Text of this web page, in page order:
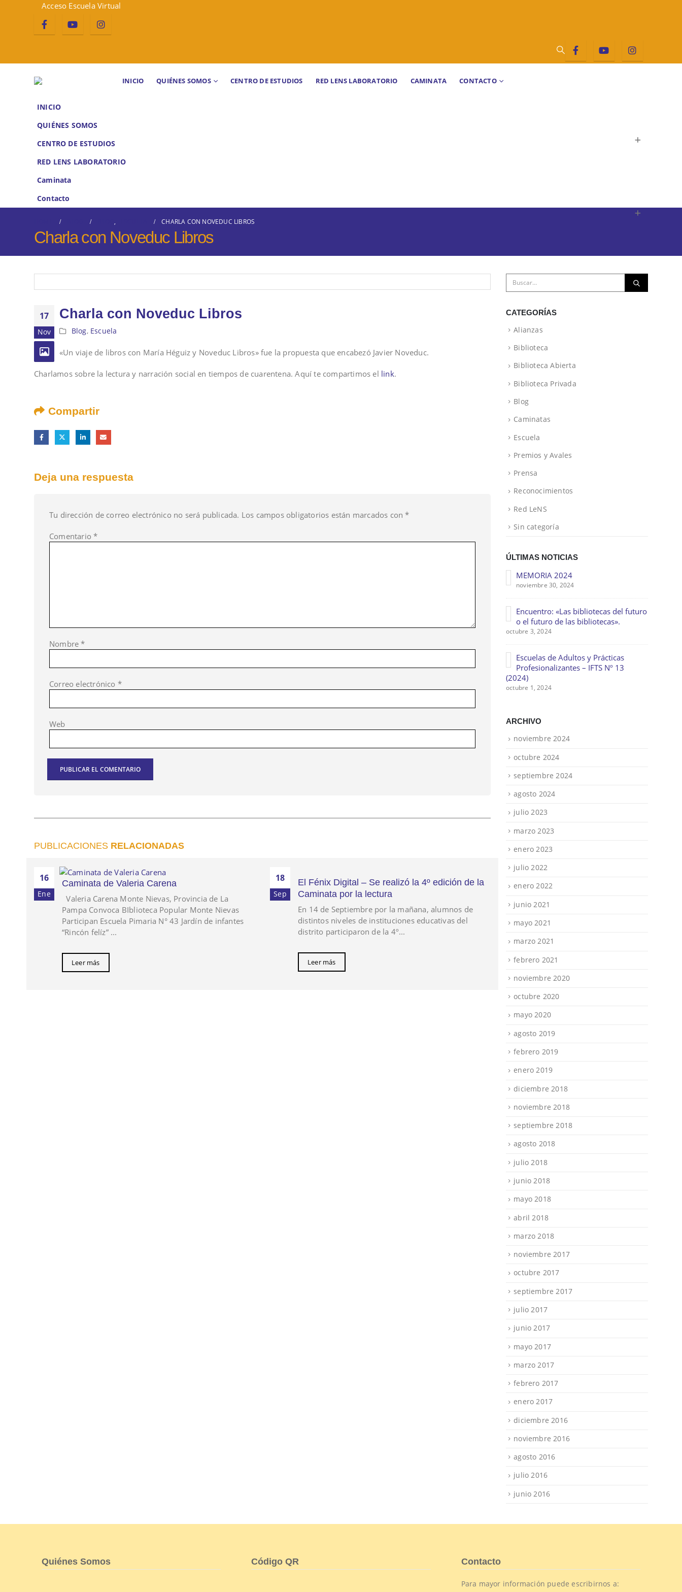
Acceso Escuela Virtual
INICIO QUIÉNES SOMOS CENTRO DE ESTUDIOS RED LENS LABORATORIO CAMINATA CONTACTO
INICIO
QUIÉNES SOMOS
CENTRO DE ESTUDIOS
RED LENS LABORATORIO
Caminata
Contacto
, CHARLA CON NOVEDUC LIBROS
Charla con Noveduc Libros
17
Nov
Charla con Noveduc Libros
Blog, Escuela
«Un viaje de libros con María Héguiz y Noveduc Libros» fue la propuesta que encabezó Javier Noveduc.
Charlamos sobre la lectura y narración social en tiempos de cuarentena. Aquí te compartimos el link.
Compartir
Deja una respuesta
Tu dirección de correo electrónico no será publicada. Los campos obligatorios están marcados con*
Comentario*
Nombre*
Correo electrónico *
Web
PUBLICACIONES RELACIONADAS
16
Ene
Caminata de Valeria Carena
Valeria Carena Monte Nievas, Provincia de La
Pampa Convoca BIblioteca Popular Monte Nievas
Participan Escuela Pimaria N° 43 Jardín de infantes
“Rincón felíz” ...
Leer más
18
Sep
El Fénix Digital – Se realizó la 4º edición de la
Caminata por la lectura
En 14 de Septiembre por la mañana, alumnos de
distintos niveles de instituciones educativas del
distrito participaron de la 4º...
Leer más
Gonnet – Argentina Narrada
Fuente:
narrada-recibira-el-premio.html
CATEGORÍAS
Alianzas
Biblioteca
Biblioteca Abierta
Biblioteca Privada
Blog
Caminatas
Escuela
Premios y Avales
Prensa
Reconocimientos
Red LeNS
Sin categoría
ÚLTIMAS NOTICIAS
MEMORIA 2024
noviembre 30, 2024
Encuentro: «Las bibliotecas del futuro
o el futuro de las bibliotecas».
octubre 3, 2024
Escuelas de Adultos y Prácticas
Profesionalizantes – IFTS Nº 13
(2024)
octubre 1, 2024
ARCHIVO
noviembre 2024
octubre 2024
septiembre 2024
agosto 2024
julio 2023
marzo 2023
enero 2023
julio 2022
enero 2022
junio 2021
mayo 2021
marzo 2021
febrero 2021
noviembre 2020
octubre 2020
mayo 2020
agosto 2019
febrero 2019
enero 2019
diciembre 2018
noviembre 2018
septiembre 2018
agosto 2018
julio 2018
junio 2018
mayo 2018
abril 2018
marzo 2018
noviembre 2017
octubre 2017
septiembre 2017
julio 2017
junio 2017
mayo 2017
marzo 2017
febrero 2017
enero 2017
diciembre 2016
noviembre 2016
agosto 2016
julio 2016
junio 2016
Quiénes Somos Código QR Contacto
Para mayor información puede escribirnos a: